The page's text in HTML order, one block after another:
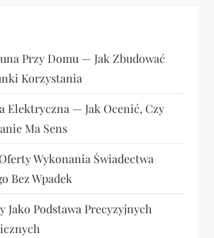
Przy Domu — Jak Zbudować
Korzystania
Elektryczna — Jak Ocenić, Czy
Ma Sens
Wykonania Świadectwa
Bez Wpadek
Jako Podstawa Precyzyjnych